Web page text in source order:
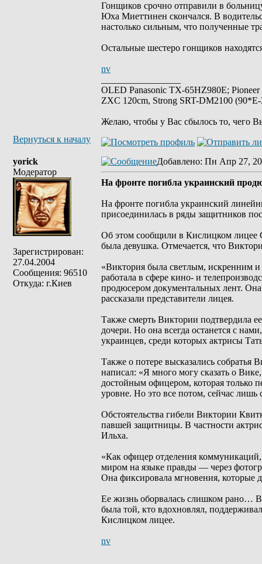
Гонщиков срочно отправили в
Юха Миеттинен скончался. В
настолько сильным, что полученные
Остальные шестеро гонщиков
nv
OLED Panasonic TX-65HZ980E;
ZXC 120cm, Strong SRT-DM2100
Желаю, чтобы у Вас сбылось то, чего
Вернуться к началу
yorick
Модератор
Зарегистрирован:
27.04.2004
Сообщения: 96510
Откуда: г.Киев
Добавлено: Пн Апр 27,
На фронте погибла украинский
На фронте погибла украинский
присоединилась в ряды защитников
Об этом сообщили в Кислицком лицее
была девушка. Отмечается, что
«Виктория была светлым, искренним
работала в сфере кино- и
продюсером документальных лент. Она
рассказали представители лицея.
Также смерть Виктории подтвердила
дочери. Но она всегда останется с
украинцев, среди которых актрисы
Также о потере высказались
написал: «Я много могу сказать о
достойным офицером, которая только
уровне. Но это все потом, сейчас лишь
Обстоятельства гибели Виктории
павшей защитницы. В частности
Ильха.
«Как офицер отделения
миром на языке правды — через
Она фиксировала мгновения, которые
Ее жизнь оборвалась слишком рано…
была той, кто вдохновлял,
Кислицком лицее.
nv